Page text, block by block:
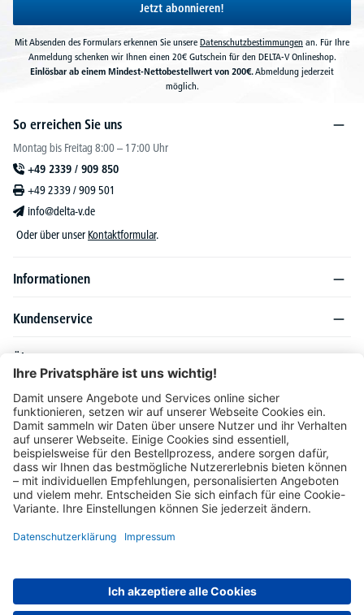
Jetzt abonnieren!
Mit Absenden des Formulars erkennen Sie unsere Datenschutzbestimmungen an. Für Ihre
Anmeldung schenken wir Ihnen einen 20€ Gutschein für den DELTA-V Onlineshop.
Einlösbar ab einem Mindest-Nettobestellwert von 200€.Abmeldung jederzeit
möglich.
So erreichen Sie uns
Montag bis Freitag 8:00 – 17:00 Uhr
+49 2339 / 909 850
+49 2339 / 909 501
info@delta-v.de
Oder über unser Kontaktformular.
Informationen
Kundenservice
Über DELTA-V
Produktsortiment
Ratgeber
Folgen Sie uns auch auf
Unser Angebot richtet sich ausschließlich an Industrie, Handel, Gewerbe und
europäische Ausland gelten Sonderkonditionen, die auf Anfrage mitgeteilt werden.